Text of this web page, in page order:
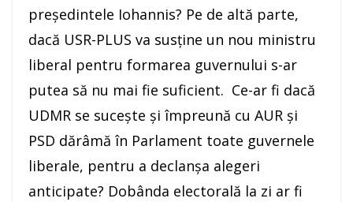
președintele Iohannis? Pe de altă parte,
dacă USR-PLUS va susține un nou ministru
liberal pentru formarea guvernului s-ar
putea să nu mai fie suficient. Ce-ar fi dacă
UDMR se sucește și împreună cu AUR și
PSD dărâmă în Parlament toate guvernele
liberale, pentru a declanșa alegeri
anticipate? Dobânda electorală la zi ar fi